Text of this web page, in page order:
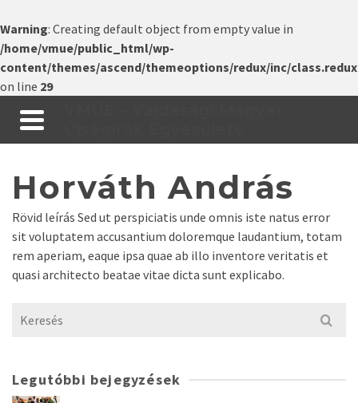
Warning: Creating default object from empty value in
/home/vmue/public_html/wp-
content/themes/ascend/themeoptions/redux/inc/
on line 29
Horváth András
Rövid leírás Sed ut perspiciatis unde omnis iste natus error
sit voluptatem accusantium doloremque laudantium, totam
rem aperiam, eaque ipsa quae ab illo inventore veritatis et
quasi architecto beatae vitae dicta sunt explicabo.
Search
for:
Legutóbbi bejegyzések